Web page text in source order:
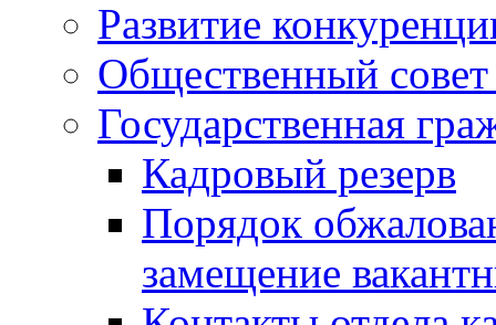
Развитие
Общественный совет
Государственная
Кадровый резерв
Порядок
замещение